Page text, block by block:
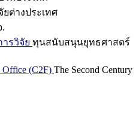
ต่างประเทศ
รวิจัย ทุนสนับสนุนยุทธศาสตร์
Office (C2F) The Second Century